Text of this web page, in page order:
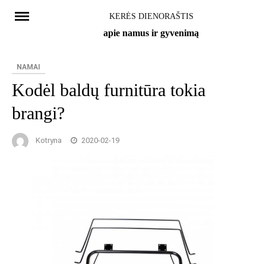
KERĖS DIENORAŠTIS
apie namus ir gyvenimą
NAMAI
Kodėl baldų furnitūra tokia
brangi?
Kotryna 2020-02-19